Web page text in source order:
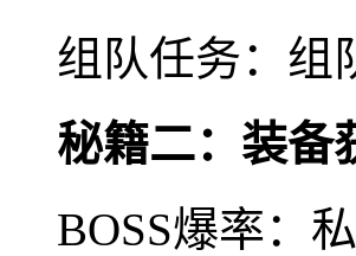
组队任务：组
秘籍二：装备
BOSS爆率：